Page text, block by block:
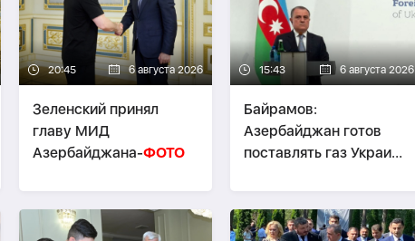
20:45 6 августа 2026
Зеленский принял
главу МИД
Азербайджана-ФОТО
15:43 6 августа 2026
Байрамов:
Азербайджан готов
поставлять газ Украине